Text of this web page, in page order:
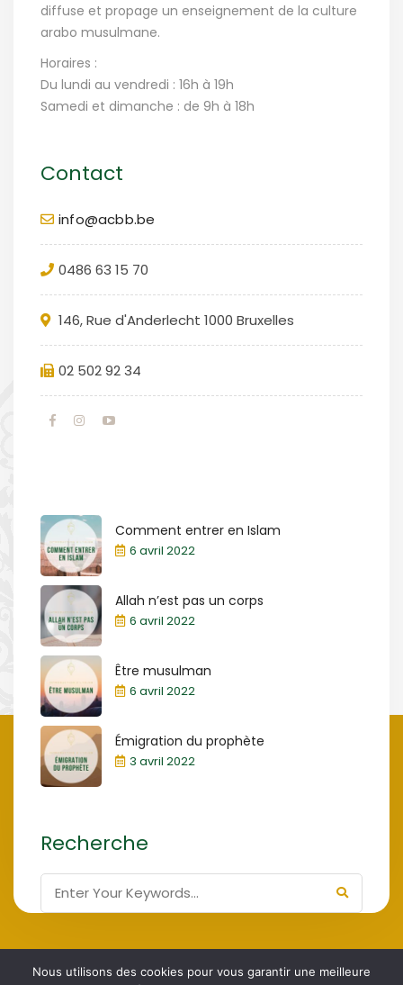
diffuse et propage un enseignement de la culture
arabo musulmane.
Horaires :
Du lundi au vendredi : 16h à 19h
Samedi et dimanche : de 9h à 18h
Contact
info@acbb.be
0486 63 15 70
146, Rue d'Anderlecht 1000 Bruxelles
02 502 92 34
Comment entrer en Islam
6 avril 2022
Allah n’est pas un corps
6 avril 2022
Être musulman
6 avril 2022
Émigration du prophète
3 avril 2022
Recherche
Nous utilisons des cookies pour vous garantir une meilleure